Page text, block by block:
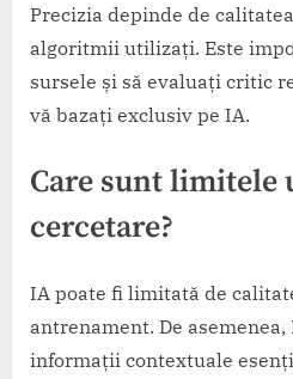
Precizia depinde de
algoritmii utilizați. Este
sursele și să evaluați critic
vă bazați exclusiv pe IA.
Care sunt
cercetare?
IA poate fi limitată de
antrenament. De
informații contextuale